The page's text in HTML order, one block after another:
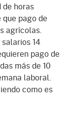
de horas
pago de
agrícolas.
14
pago de
más de 10
laboral.
como es